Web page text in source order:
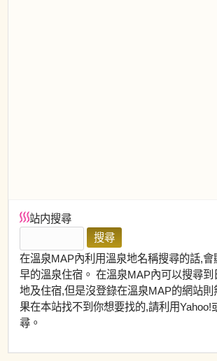
站内搜尋
在溫泉MAP內利用溫泉地名稱搜尋的話,會
早的溫泉住宿。 在溫泉MAP內可以搜尋到
地及住宿,但是沒登錄在溫泉MAP的網站則
果在本站找不到你想要找的,請利用Yahoo!
尋。